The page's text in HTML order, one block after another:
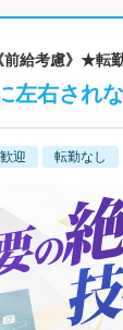
前給考慮》★
左右され
迎 転勤なし